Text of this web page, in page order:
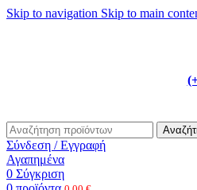
Skip to navigation Skip to main
Σύνδεση / Εγγραφή
Αγαπημένα
0 Σύγκριση